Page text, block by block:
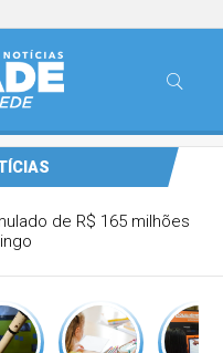
na carreira neste